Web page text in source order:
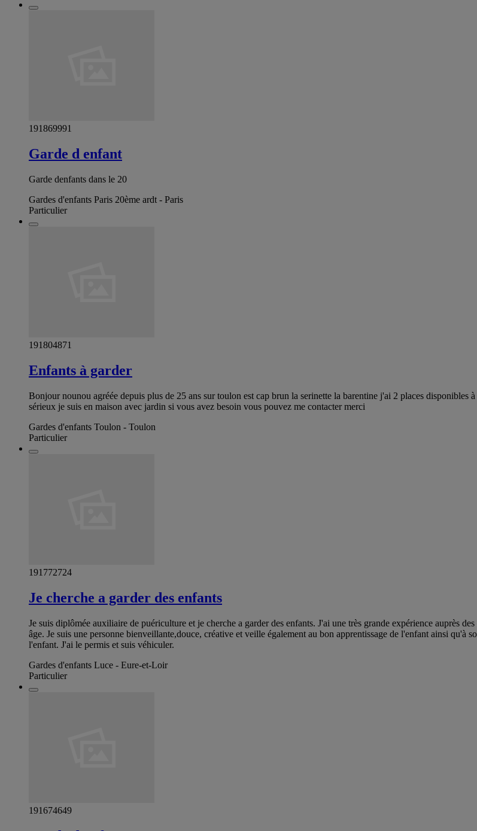
191869991
Garde d enfant
Garde denfants dans le 20
Gardes d'enfants Paris 20ème ardt - Paris
Particulier
191804871
Enfants à garder
Bonjour nounou agréée depuis plus de 25 ans sur toulon est cap brun la serinette la barentine j'ai 2 places
sérieux je suis en maison avec jardin si vous avez besoin vous pouvez me contacter merci
Gardes d'enfants Toulon - Toulon
Particulier
191772724
Je cherche a garder des enfants
Je suis diplômée auxiliaire de puériculture et je cherche a garder des enfants. J'ai une très grande expérience auprès
âge. Je suis une personne bienveillante,douce, créative et veille également au bon apprentissage de l'enfant ainsi qu'à
l'enfant. J'ai le permis et suis véhiculer.
Gardes d'enfants Luce - Eure-et-Loir
Particulier
191674649